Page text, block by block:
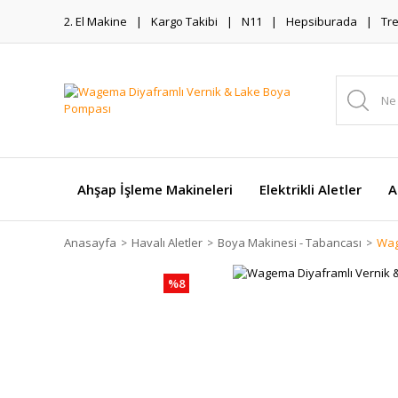
2. El Makine Kargo Takibi N11 Hepsiburada
Ahşap İşleme Makineleri Elektrikli Aletler
Anasayfa Havalı Aletler Boya Makinesi - Tabancası
%8